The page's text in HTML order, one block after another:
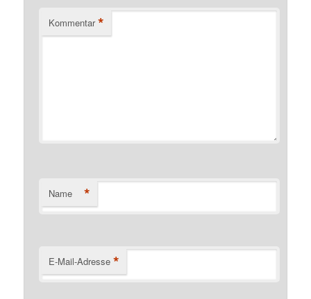
Kommentar *
Name *
E-Mail-Adresse *